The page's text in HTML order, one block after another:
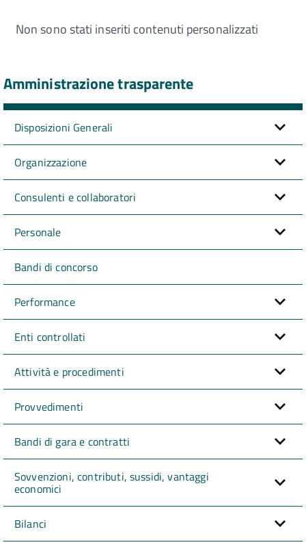
Non sono stati inseriti contenuti personalizzati
Amministrazione trasparente
Disposizioni Generali
Organizzazione
Consulenti e collaboratori
Personale
Bandi di concorso
Performance
Enti controllati
Attività e procedimenti
Provvedimenti
Bandi di gara e contratti
Sovvenzioni, contributi, sussidi, vantaggi
economici
Bilanci